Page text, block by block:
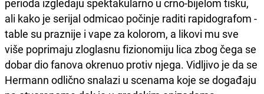
ali kako je serijal odmicao počinje raditi rapidografom -
table su praznije i vape za kolorom, a likovi mu sve
više poprimaju zloglasnu fizionomiju lica zbog čega se
dobar dio fanova okrenuo protiv njega. Vidljivo je da se
Hermann odlično snalazi u scenama koje se događaju